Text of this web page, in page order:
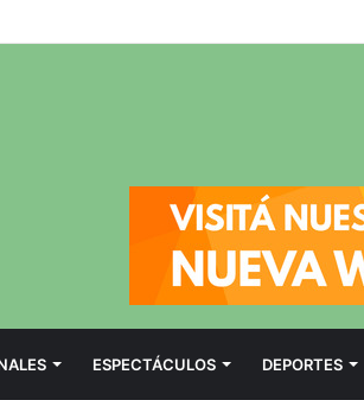
ESPECTÁCULOS DEPORTES